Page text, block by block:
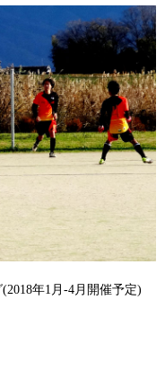
年1月-4月開催予定)